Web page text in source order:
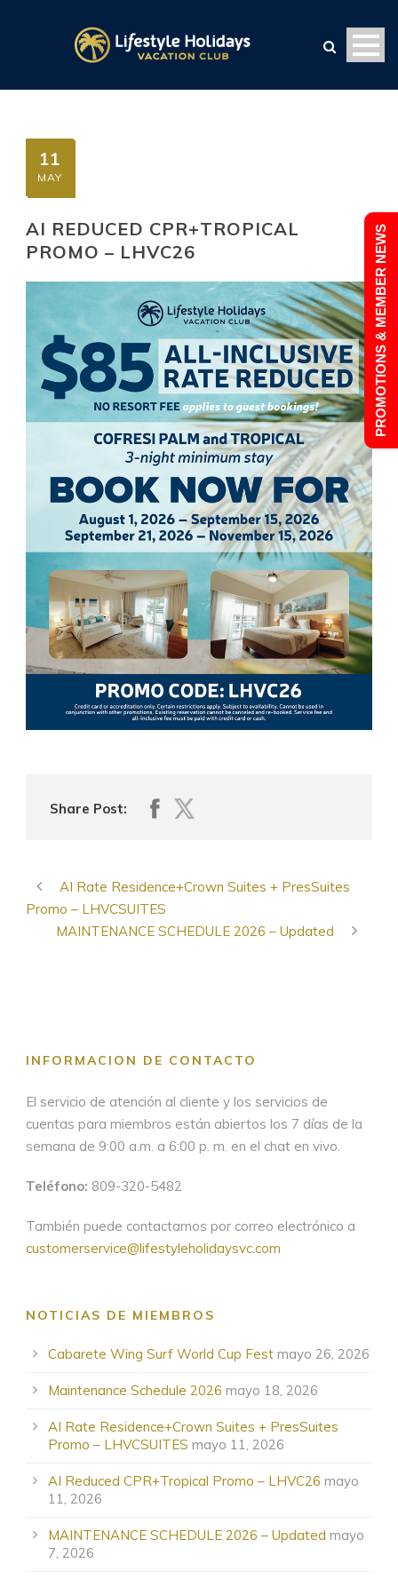
11
MAY
AI REDUCED CPR+TROPICAL
PROMO – LHVC26
Share Post:
AI Rate Residence+Crown Suites + PresSuites
Promo – LHVCSUITES
MAINTENANCE SCHEDULE 2026 – Updated
INFORMACION DE CONTACTO
El servicio de atención al cliente y los servicios de
cuentas para miembros están abiertos los 7 días de la
semana de 9:00 a.m. a 6:00 p. m. en el chat en vivo.
Teléfono: 809-320-5482
También puede contactarnos por correo electrónico a
customerservice@lifestyleholidaysvc.com
NOTICIAS DE MIEMBROS
Cabarete Wing Surf World Cup Fest mayo 26, 2026
Maintenance Schedule 2026 mayo 18, 2026
AI Rate Residence+Crown Suites + PresSuites
Promo – LHVCSUITES mayo 11, 2026
AI Reduced CPR+Tropical Promo – LHVC26 mayo
11, 2026
MAINTENANCE SCHEDULE 2026 – Updated mayo
7, 2026
PROMOTIONS & MEMBER NEWS